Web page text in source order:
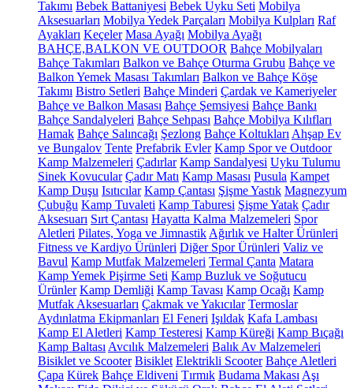
Takımı Bebek Battaniyesi Bebek Uyku Seti Mobilya
Aksesuarları Mobilya Yedek Parçaları Mobilya Kulpları Raf
Ayakları Keçeler Masa Ayağı Mobilya Ayağı
BAHÇE,BALKON VE OUTDOOR Bahçe Mobilyaları
Bahçe Takımları Balkon ve Bahçe Oturma Grubu Bahçe ve
Balkon Yemek Masası Takımları Balkon ve Bahçe Köşe
Takımı Bistro Setleri Bahçe Minderi Çardak ve Kameriyeler
Bahçe ve Balkon Masası Bahçe Şemsiyesi Bahçe Bankı
Bahçe Sandalyeleri Bahçe Sehpası Bahçe Mobilya Kılıfları
Hamak Bahçe Salıncağı Şezlong Bahçe Koltukları Ahşap Ev
ve Bungalov Tente Prefabrik Evler Kamp Spor ve Outdoor
Kamp Malzemeleri Çadırlar Kamp Sandalyesi Uyku Tulumu
Sinek Kovucular Çadır Matı Kamp Masası Pusula Kampet
Kamp Duşu Isıtıcılar Kamp Çantası Şişme Yastık Magnezyum
Çubuğu Kamp Tuvaleti Kamp Taburesi Şişme Yatak Çadır
Aksesuarı Sırt Çantası Hayatta Kalma Malzemeleri Spor
Aletleri Pilates, Yoga ve Jimnastik Ağırlık ve Halter Ürünleri
Fitness ve Kardiyo Ürünleri Diğer Spor Ürünleri Valiz ve
Bavul Kamp Mutfak Malzemeleri Termal Çanta Matara
Kamp Yemek Pişirme Seti Kamp Buzluk ve Soğutucu
Ürünler Kamp Demliği Kamp Tavası Kamp Ocağı Kamp
Mutfak Aksesuarları Çakmak ve Yakıcılar Termoslar
Aydınlatma Ekipmanları El Feneri Işıldak Kafa Lambası
Kamp El Aletleri Kamp Testeresi Kamp Küreği Kamp Bıçağı
Kamp Baltası Avcılık Malzemeleri Balık Av Malzemeleri
Bisiklet ve Scooter Bisiklet Elektrikli Scooter Bahçe Aletleri
Çapa Kürek Bahçe Eldiveni Tırmık Budama Makası Aşı